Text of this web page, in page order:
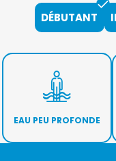
DÉBUTANT
EAU PEU PROFONDE